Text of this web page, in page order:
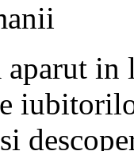
aparut in